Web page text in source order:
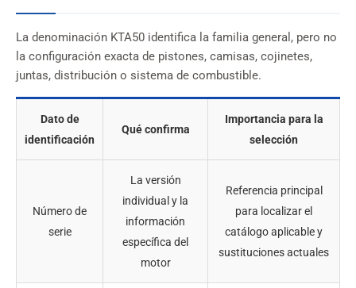
La denominación KTA50 identifica la familia general, pero no
la configuración exacta de pistones, camisas, cojinetes,
juntas, distribución o sistema de combustible.
Dato de
identificación
Qué confirma
Importancia para la
selección
Número de
serie
La versión
individual y la
información
específica del
motor
Referencia principal
para localizar el
catálogo aplicable y
sustituciones actuales